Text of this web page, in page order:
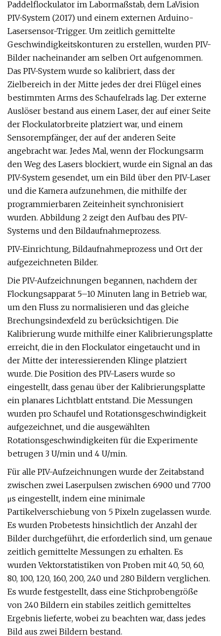
Paddelflockulator im Labormaßstab, dem LaVision
PIV-System (2017) und einem externen Arduino-
Lasersensor-Trigger. Um zeitlich gemittelte
Geschwindigkeitskonturen zu erstellen, wurden PIV-
Bilder nacheinander am selben Ort aufgenommen.
Das PIV-System wurde so kalibriert, dass der
Zielbereich in der Mitte jedes der drei Flügel eines
bestimmten Arms des Schaufelrads lag. Der externe
Auslöser bestand aus einem Laser, der auf einer Seite
der Flockulatorbreite platziert war, und einem
Sensorempfänger, der auf der anderen Seite
angebracht war. Jedes Mal, wenn der Flockungsarm
den Weg des Lasers blockiert, wurde ein Signal an das
PIV-System gesendet, um ein Bild über den PIV-Laser
und die Kamera aufzunehmen, die mithilfe der
programmierbaren Zeiteinheit synchronisiert
wurden. Abbildung 2 zeigt den Aufbau des PIV-
Systems und den Bildaufnahmeprozess.
PIV-Einrichtung, Bildaufnahmeprozess und Ort der
aufgezeichneten Bilder.
Die PIV-Aufzeichnungen begannen, nachdem der
Flockungsapparat 5–10 Minuten lang in Betrieb war,
um den Fluss zu normalisieren und das gleiche
Brechungsindexfeld zu berücksichtigen. Die
Kalibrierung wurde mithilfe einer Kalibrierungsplatte
erreicht, die in den Flockulator eingetaucht und in
der Mitte der interessierenden Klinge platziert
wurde. Die Position des PIV-Lasers wurde so
eingestellt, dass genau über der Kalibrierungsplatte
ein planares Lichtblatt entstand. Die Messungen
wurden pro Schaufel und Rotationsgeschwindigkeit
aufgezeichnet, und die ausgewählten
Rotationsgeschwindigkeiten für die Experimente
betrugen 3 U/min und 4 U/min.
Für alle PIV-Aufzeichnungen wurde der Zeitabstand
zwischen zwei Laserpulsen zwischen 6900 und 7700
μs eingestellt, indem eine minimale
Partikelverschiebung von 5 Pixeln zugelassen wurde.
Es wurden Probetests hinsichtlich der Anzahl der
Bilder durchgeführt, die erforderlich sind, um genaue
zeitlich gemittelte Messungen zu erhalten. Es
wurden Vektorstatistiken von Proben mit 40, 50, 60,
80, 100, 120, 160, 200, 240 und 280 Bildern verglichen.
Es wurde festgestellt, dass eine Stichprobengröße
von 240 Bildern ein stabiles zeitlich gemitteltes
Ergebnis lieferte, wobei zu beachten war, dass jedes
Bild aus zwei Bildern bestand.